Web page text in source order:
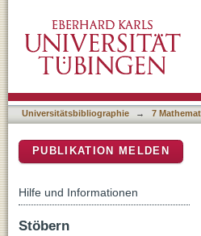
of layer thickness and
Universitätsbibliographie → 7
PUBLIKATION MELDEN
Hilfe und Informationen
Stöbern